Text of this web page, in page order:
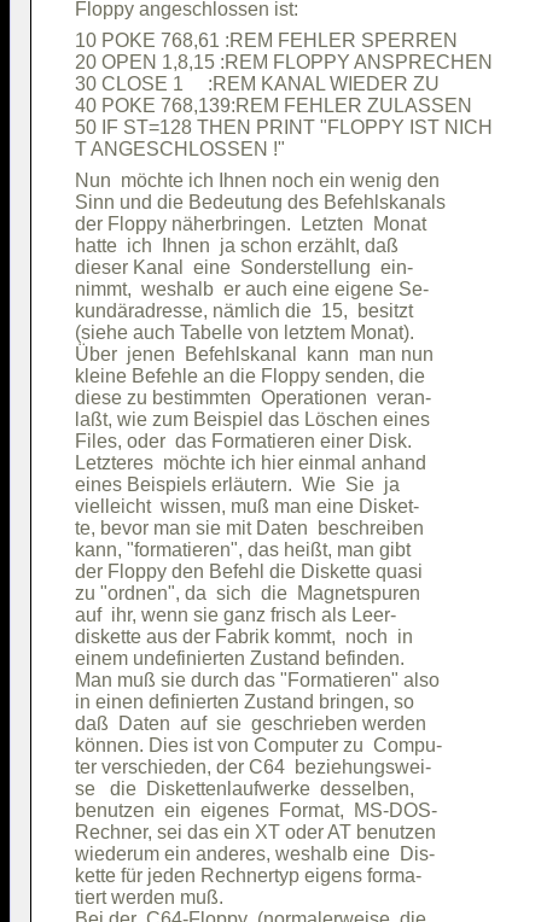
10 POKE 768,61 :REM FEHLER SPERREN
20 OPEN 1,8,15 :REM FLOPPY ANSPRECHEN
30 CLOSE 1     :REM KANAL WIEDER ZU
40 POKE 768,139:REM FEHLER ZULASSEN
50 IF ST=128 THEN PRINT "FLOPPY IST NICH
Nun  möchte ich Ihnen noch ein wenig den
Sinn und die Bedeutung des Befehlskanals
der Floppy näherbringen.  Letzten  Monat
hatte  ich  Ihnen  ja schon erzählt, daß
dieser Kanal  eine  Sonderstellung  ein-
nimmt,  weshalb  er auch eine eigene Se-
kundäradresse, nämlich die  15,  besitzt
(siehe auch Tabelle von letztem Monat).
Über  jenen  Befehlskanal  kann  man nun
kleine Befehle an die Floppy senden, die
diese zu bestimmten  Operationen  veran-
laßt, wie zum Beispiel das Löschen eines
Files, oder  das Formatieren einer Disk.
Letzteres  möchte ich hier einmal anhand
eines Beispiels erläutern.  Wie  Sie  ja
vielleicht  wissen, muß man eine Disket-
te, bevor man sie mit Daten  beschreiben
kann, "formatieren", das heißt, man gibt
der Floppy den Befehl die Diskette quasi
zu "ordnen", da  sich  die  Magnetspuren
auf  ihr, wenn sie ganz frisch als Leer-
diskette aus der Fabrik kommt,  noch  in
einem undefinierten Zustand befinden.
Man muß sie durch das "Formatieren" also
in einen definierten Zustand bringen, so
daß  Daten  auf  sie  geschrieben werden
können. Dies ist von Computer zu  Compu-
ter verschieden, der C64  beziehungswei-
se   die  Diskettenlaufwerke  desselben,
benutzen  ein  eigenes  Format,  MS-DOS-
Rechner, sei das ein XT oder AT benutzen
wiederum ein anderes, weshalb eine  Dis-
kette für jeden Rechnertyp eigens forma-
tiert werden muß.